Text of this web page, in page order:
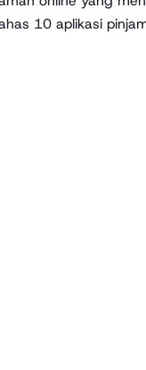
10 aplikasi